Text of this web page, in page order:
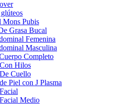
Mons Pubis
Grasa Bucal
Femenina
Masculina
Completo
Hilos
Cuello
Piel con J Plasma
Medio